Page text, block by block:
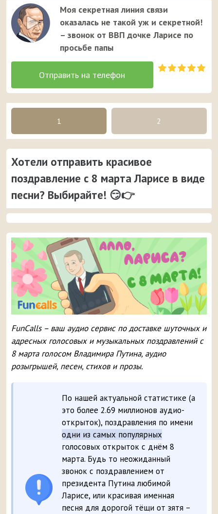
Моя секретная линия связи
оказалась не такой уж и секретной!
– звонок от ВВП дочке Ларисе по
просьбе папы
1 2
Хотели отправить красивое
поздравление с 8 марта Ларисе в виде
песни? Выбирайте! 😏👉
FunCalls – ваш аудио сервис по доставке шуточных и
адресных голосовых и музыкальных поздравлений с
8 марта голосом Владимира Путина, аудио
розыгрышей, песен, стихов и прозы.
По нашей актуальной статистике (а
это более 2.69 миллионов аудио-
открыток), поздравления по имени
одни из самых популярных
голосовых открыток с днём 8
марта. Будь то неожиданный
звонок с поздравлением от
президента Путина любимой
Ларисе, или красивая именная
песня для дорогой тёщи от зятя –